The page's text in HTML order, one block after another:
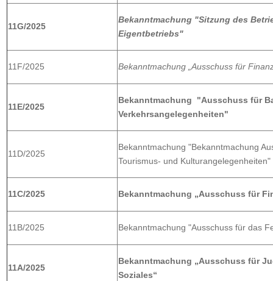
11G/2025
Bekanntmachung "Sitzung des
Eigentbetriebs"
11F/2025 Bekanntmachung „Ausschuss für
11E/2025
Bekanntmachung "Ausschuss für
Verkehrsangelegenheiten"
11D/2025
Bekanntmachung "Bekanntmachung
Tourismus- und Kulturangelegenheiten"
11C/2025 Bekanntmachung „Ausschuss für
11B/2025 Bekanntmachung "Ausschuss für das
11A/2025
Bekanntmachung „Ausschuss für
Soziales“